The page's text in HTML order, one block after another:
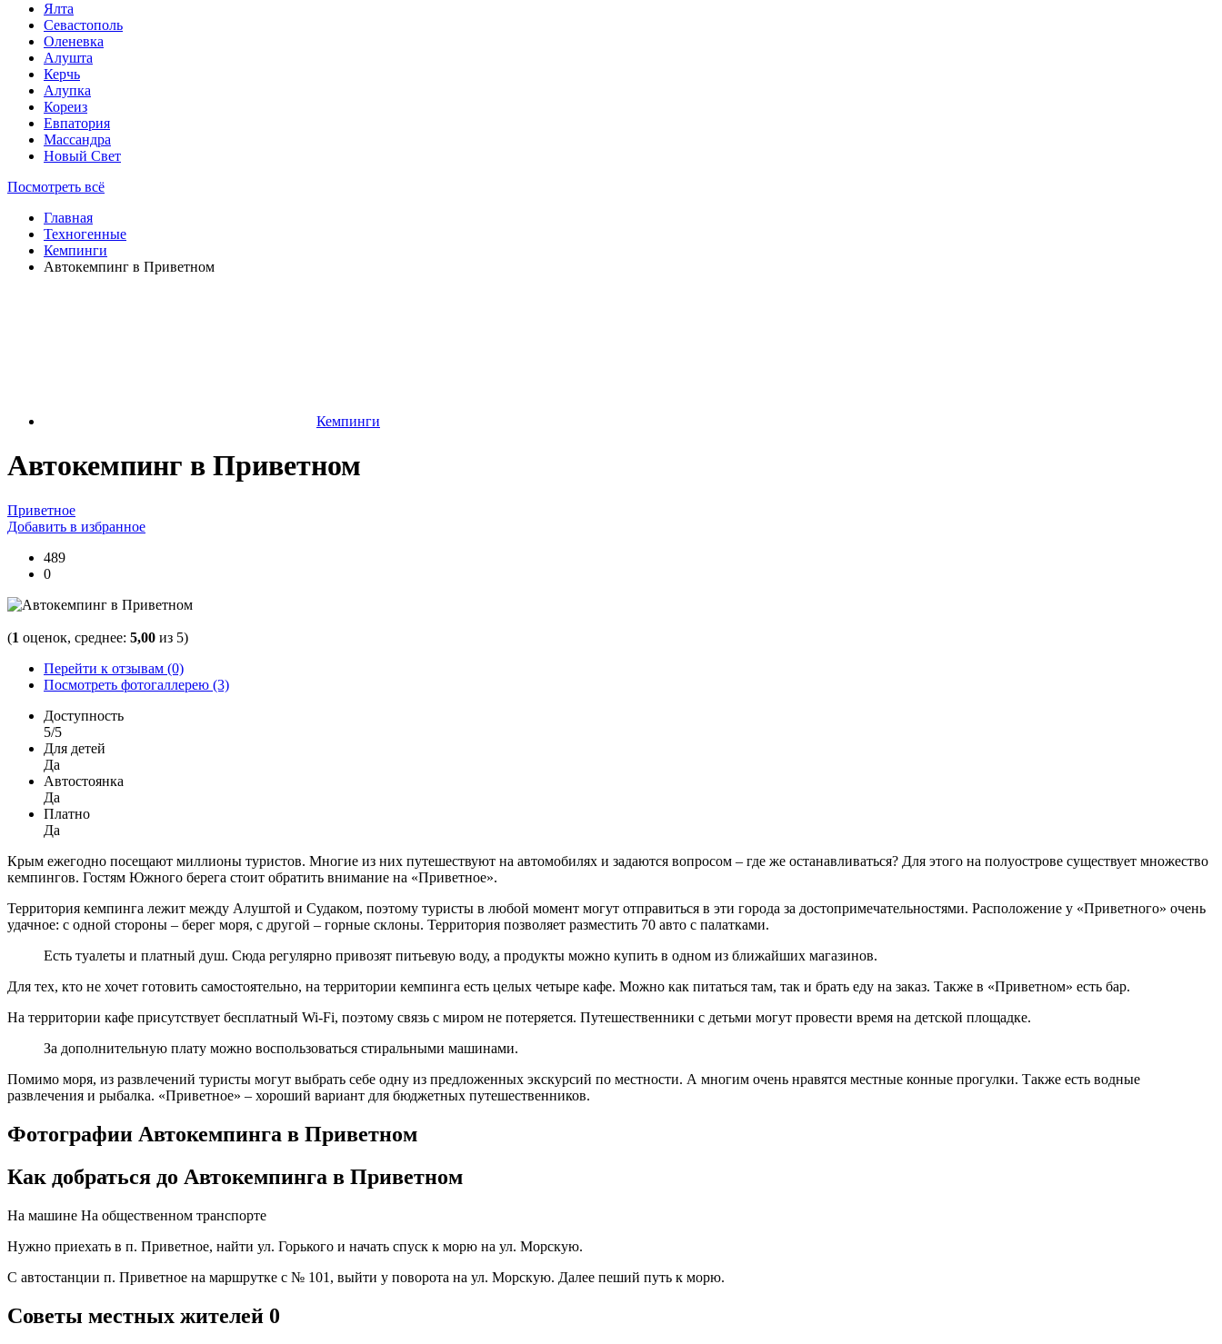
Ялта
Севастополь
Оленевка
Алушта
Керчь
Алупка
Кореиз
Евпатория
Массандра
Новый Свет
Посмотреть всё
Главная
Техногенные
Кемпинги
Автокемпинг в Приветном
Кемпинги
Автокемпинг в Приветном
Приветное
Добавить в избранное
489
0
(1 оценок, среднее: 5,00 из 5)
Перейти к отзывам (0)
Посмотреть фотогаллерею (3)
Доступность
5/5
Для детей
Да
Автостоянка
Да
Платно
Да
Крым ежегодно посещают миллионы туристов. Многие из них путешествуют на автомобилях и задаются вопросом – где же останавливаться? Для этого на полуострове существует множество
кемпингов. Гостям Южного берега стоит обратить внимание на «Приветное».
Территория кемпинга лежит между Алуштой и Судаком, поэтому туристы в любой момент могут отправиться в эти города за достопримечательностями. Расположение у «Приветного» очень
удачное: с одной стороны – берег моря, с другой – горные склоны. Территория позволяет разместить 70 авто с палатками.
Есть туалеты и платный душ. Сюда регулярно привозят питьевую воду, а продукты можно купить в одном из ближайших магазинов.
Для тех, кто не хочет готовить самостоятельно, на территории кемпинга есть целых четыре кафе. Можно как питаться там, так и брать еду на заказ. Также в «Приветном» есть бар.
На территории кафе присутствует бесплатный Wi-Fi, поэтому связь с миром не потеряется. Путешественники с детьми могут провести время на детской площадке.
За дополнительную плату можно воспользоваться стиральными машинами.
Помимо моря, из развлечений туристы могут выбрать себе одну из предложенных экскурсий по местности. А многим очень нравятся местные конные прогулки. Также есть водные
развлечения и рыбалка. «Приветное» – хороший вариант для бюджетных путешественников.
Фотографии Автокемпинга в Приветном
Как добраться до Автокемпинга в Приветном
На машине На общественном транспорте
Нужно приехать в п. Приветное, найти ул. Горького и начать спуск к морю на ул. Морскую.
С автостанции п. Приветное на маршрутке с № 101, выйти у поворота на ул. Морскую. Далее пеший путь к морю.
Советы местных жителей 0